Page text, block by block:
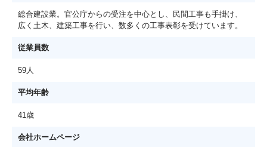
総合建設業。官公庁からの受注を中心とし、民間工事も手掛け、
広く土木、建築工事を行い、数多くの工事表彰を受けています。
従業員数
59人
平均年齢
41歳
会社ホームページ